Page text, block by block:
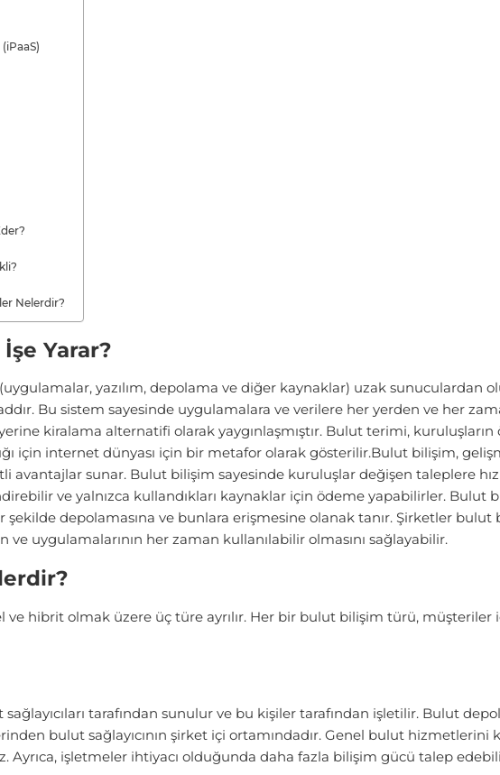
Nelerdir?
Yarar?
yazılım, depolama ve diğer kaynaklar) uzak sunuculardan
Bu sistem sayesinde uygulamalara ve verilere her yerden ve her
kiralama alternatifi olarak yaygınlaşmıştır. Bulut terimi,
için internet dünyası için bir metafor olarak gösterilir.Bulut bilişim,
avantajlar sunar. Bulut bilişim sayesinde kuruluşlar değişen taleplere
ve yalnızca kullandıkları kaynaklar için ödeme yapabilirler. Bulut
depolamasına ve bunlara erişmesine olanak tanır. Şirketler
uygulamalarının her zaman kullanılabilir olmasını sağlayabilir.
ve hibrit olmak üzere üç türe ayrılır. Her bir bulut bilişim türü, müşteriler
tarafından sunulur ve bu kişiler tarafından işletilir. Bulut
bulut sağlayıcının şirket içi ortamındadır. Genel bulut
Ayrıca, işletmeler ihtiyacı olduğunda daha fazla bilişim gücü talep